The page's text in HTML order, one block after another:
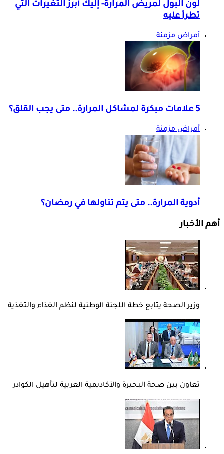
لون البول لمريض المرارة- إليك أبرز التغيرات التي
تطرأ عليه
أمراض مزمنة
5 علامات مبكرة لمشاكل المرارة.. متى يجب القلق؟
أمراض مزمنة
أدوية المرارة.. متى يتم تناولها في رمضان؟
أهم الأخبار
وزير الصحة يتابع خطة اللجنة الوطنية لنظم الغذاء والتغذية
تعاون بين صحة البحيرة والأكاديمية العربية لتأهيل الكوادر